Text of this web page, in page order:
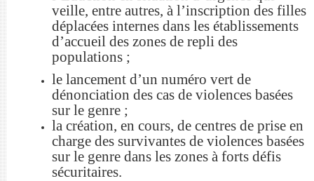
veille, entre autres, à l’inscription des filles
déplacées internes dans les établissements
d’accueil des zones de repli des
populations ;
le lancement d’un numéro vert de
dénonciation des cas de violences basées
sur le genre ;
la création, en cours, de centres de prise en
charge des survivantes de violences basées
sur le genre dans les zones à forts défis
sécuritaires.